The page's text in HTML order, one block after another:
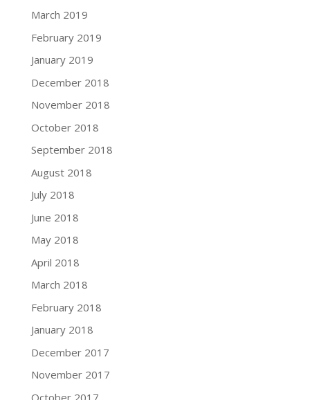
March 2019
February 2019
January 2019
December 2018
November 2018
October 2018
September 2018
August 2018
July 2018
June 2018
May 2018
April 2018
March 2018
February 2018
January 2018
December 2017
November 2017
October 2017